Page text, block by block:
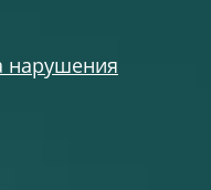
нарушения